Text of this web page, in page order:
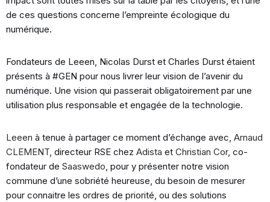
de ces questions concerne l’empreinte écologique du
numérique.
Fondateurs de Leeen, Nicolas Durst et Charles Durst étaient
présents à #GEN pour nous livrer leur vision de l’avenir du
numérique. Une vision qui passerait obligatoirement par une
utilisation plus responsable et engagée de la technologie.
Leeen à tenue à partager ce moment d’échange avec, Arnaud
CLEMENT, directeur RSE chez Adista et Christian Cor, co-
fondateur de Saaswedo, pour y présenter notre vision
commune d’une sobriété heureuse, du besoin de mesurer
pour connaitre les ordres de priorité, ou des solutions